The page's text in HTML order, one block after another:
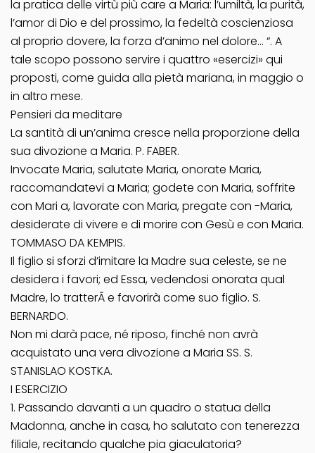
la pratica delle virtù più care a Maria: l’umiltà, la purità,
l’amor di Dio e del prossimo, la fedeltà coscienziosa
al proprio dovere, la forza d’animo nel dolore… “. A
tale scopo possono servire i quattro «esercizi» qui
proposti, come guida alla pietà mariana, in maggio o
in altro mese.
Pensieri da meditare
La santità di un’anima cresce nella proporzione della
sua divozione a Maria. P. FABER.
Invocate Maria, salutate Maria, onorate Maria,
raccomandatevi a Maria; godete con Maria, soffrite
con Mari a, lavorate con Maria, pregate con -Maria,
desiderate di vivere e di morire con Gesù e con Maria.
TOMMASO DA KEMPIS.
Il figlio si sforzi d’imitare la Madre sua celeste, se ne
desidera i favori; ed Essa, vedendosi onorata qual
Madre, lo tratterÃ e favorirà come suo figlio. S.
BERNARDO.
Non mi darà pace, né riposo, finché non avrà
acquistato una vera divozione a Maria SS. S.
STANISLAO KOSTKA.
I ESERCIZIO
1. Passando davanti a un quadro o statua della
Madonna, anche in casa, ho salutato con tenerezza
filiale, recitando qualche pia giaculatoria?